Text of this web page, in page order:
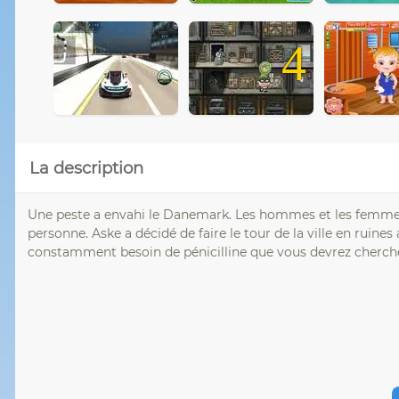
4
La description
Une peste a envahi le Danemark. Les hommes et les
personne. Aske a décidé de faire le tour de la ville en
constamment besoin de pénicilline que vous devrez